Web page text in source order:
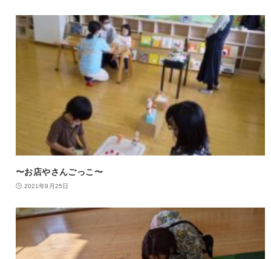
〜お店やさんごっこ〜
2021年9月25日